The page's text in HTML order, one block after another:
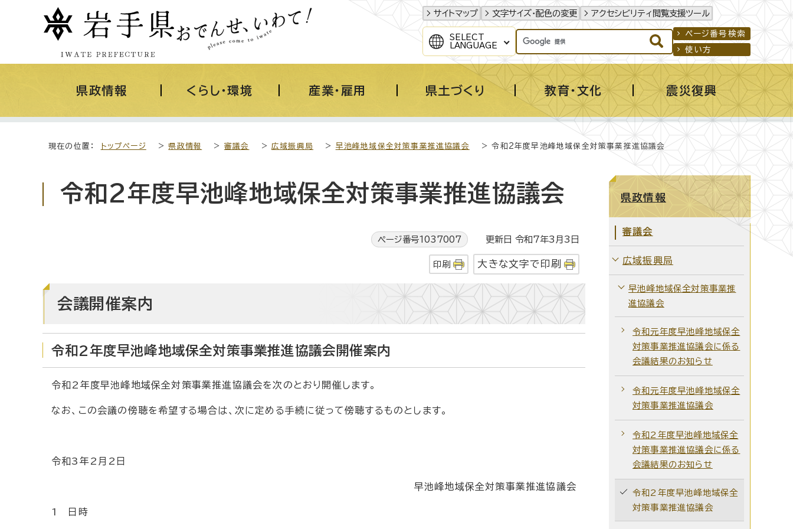
サイトマップ 文字サイズ・配色の変更 アクセシビリティ閲覧支援ツール
SELECT
LANGUAGE
ページ番号検索
使い方
県政情報 くらし・環境 産業・雇用 県土づくり 教育・文化 震災復興
現在の位置： トップページ > 県政情報 > 審議会 >広域振興局 > 早池峰地域保全対策事業推進協議会 > 令和2年度早池峰地域保全対策事業推進協議会
令和2年度早池峰地域保全対策事業推進協議会
ページ番号1037007 更新日 令和7年3月3日
印刷 大きな文字で印刷
会議開催案内
令和2年度早池峰地域保全対策事業推進協議会開催案内
令和2年度早池峰地域保全対策事業推進協議会を次のとおり開催します。
なお、この会議の傍聴を希望する場合は、次に定める手続に従って傍聴するものとします。
令和3年2月2日
早池峰地域保全対策事業推進協議会
1 日時
県政情報
審議会
広域振興局
早池峰地域保全対策事業推
進協議会
令和元年度早池峰地域保全
対策事業推進協議会に係る
会議結果のお知らせ
令和元年度早池峰地域保全
対策事業推進協議会
令和2年度早池峰地域保全
対策事業推進協議会に係る
会議結果のお知らせ
令和2年度早池峰地域保全
対策事業推進協議会